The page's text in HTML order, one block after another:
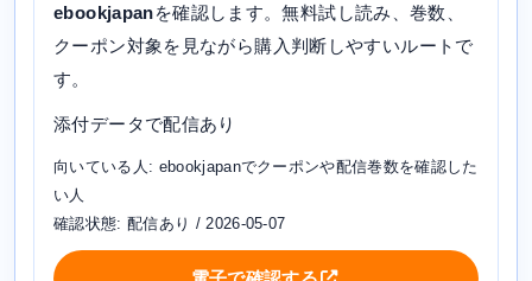
ebookjapanを確認します。無料試し読み、巻数、
クーポン対象を見ながら購入判断しやすいルートで
す。
添付データで配信あり
向いている人: ebookjapanでクーポンや配信巻数を確認した
い人
確認状態: 配信あり / 2026-05-07